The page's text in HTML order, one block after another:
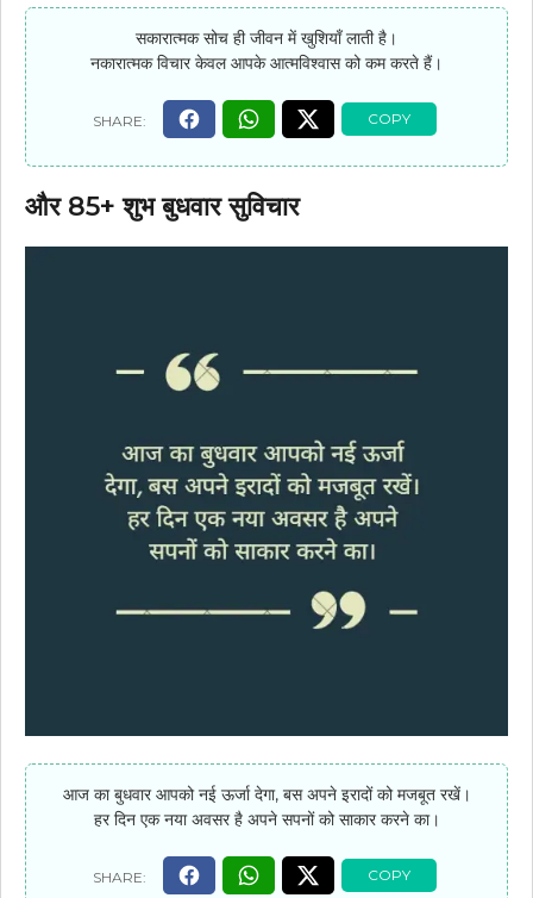
सकारात्मक सोच ही जीवन में खुशियाँ लाती है।
नकारात्मक विचार केवल आपके आत्मविश्वास को कम करते हैं।
और 85+ शुभ बुधवार सुविचार
आज का बुधवार आपको नई ऊर्जा देगा, बस अपने इरादों को मजबूत रखें।
हर दिन एक नया अवसर है अपने सपनों को साकार करने का।